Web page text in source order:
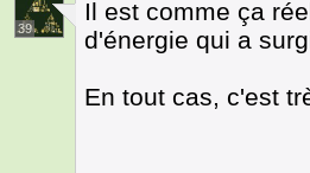
39
Il est comme ça
d'énergie qui a
En tout cas, c'est